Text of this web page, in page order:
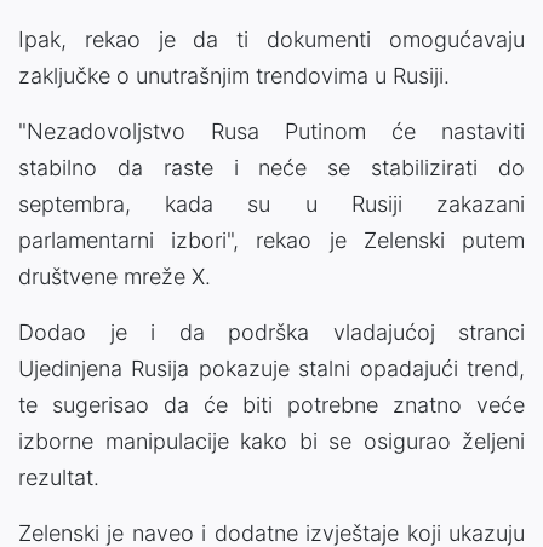
Ipak, rekao je da ti dokumenti omogućavaju
zaključke o unutrašnjim trendovima u Rusiji.
"Nezadovoljstvo Rusa Putinom će nastaviti
stabilno da raste i neće se stabilizirati do
septembra, kada su u Rusiji zakazani
parlamentarni izbori", rekao je Zelenski putem
društvene mreže X.
Dodao je i da podrška vladajućoj stranci
Ujedinjena Rusija pokazuje stalni opadajući trend,
te sugerisao da će biti potrebne znatno veće
izborne manipulacije kako bi se osigurao željeni
rezultat.
Zelenski je naveo i dodatne izvještaje koji ukazuju